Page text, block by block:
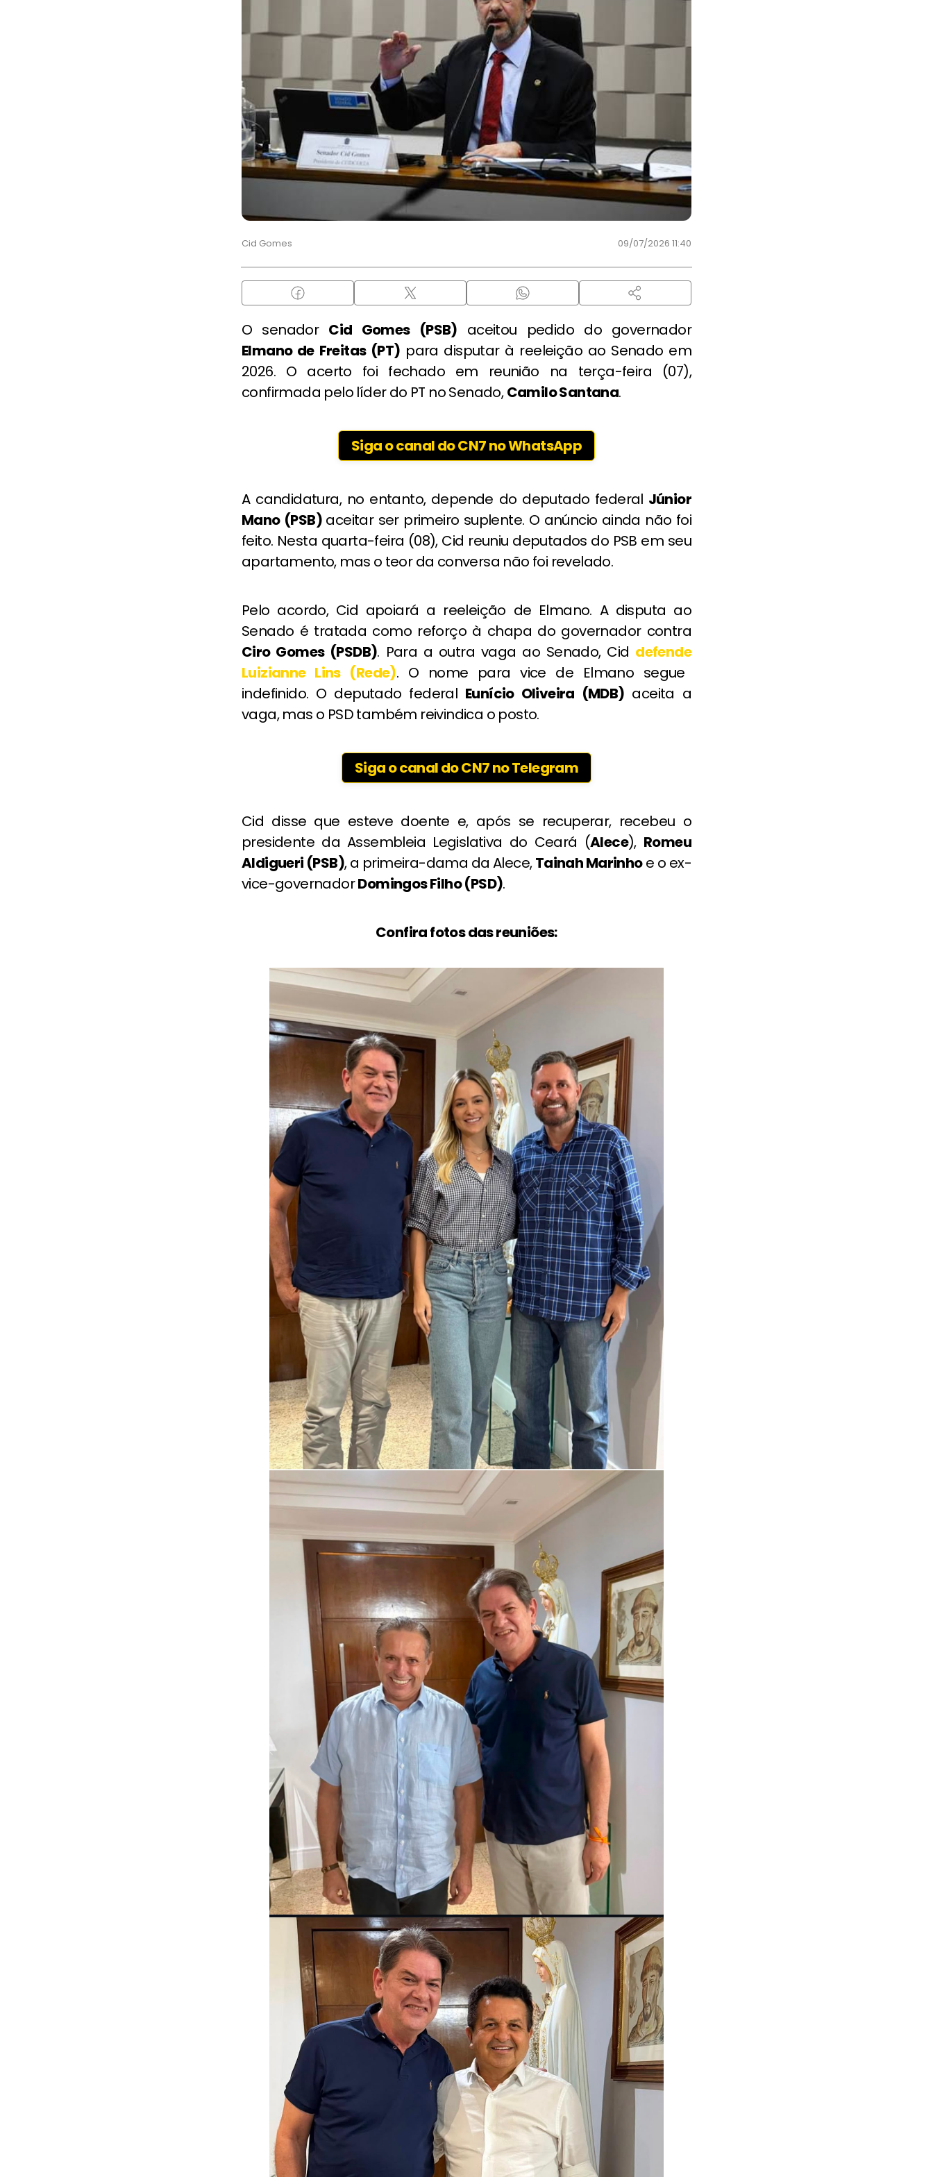
Cid Gomes 09/07/2026 11:40
O senador Cid Gomes (PSB) aceitou pedido do governador
Elmano de Freitas (PT) para disputar à reeleição ao Senado em
2026. O acerto foi fechado em reunião na terça-feira (07),
confirmada pelo líder do PT no Senado,Camilo Santana.
Siga o canal do CN7 no WhatsApp
A candidatura, no entanto, depende do deputado federal Júnior
Mano (PSB) aceitar ser primeiro suplente. O anúncio ainda não foi
feito. Nesta quarta-feira (08), Cid reuniu deputados do PSB em seu
apartamento, mas o teor da conversa não foi revelado.
Pelo acordo, Cid apoiará a reeleição de Elmano. A disputa ao
Senado é tratada como reforço à chapa do governador contra
Ciro Gomes (PSDB). Para a outra vaga ao Senado, Cid defende
Luizianne Lins (Rede). O nome para vice de Elmano segue
indefinido. O deputado federal Eunício Oliveira (MDB) aceita a
vaga, mas o PSD também reivindica o posto.
Siga o canal do CN7 no Telegram
Cid disse que esteve doente e, após se recuperar, recebeu o
presidente da Assembleia Legislativa do Ceará (Alece), Romeu
Aldigueri (PSB), a primeira-dama da Alece,Tainah Marinhoe o ex-
vice-governadorDomingos Filho (PSD).
Confira fotos das reuniões: